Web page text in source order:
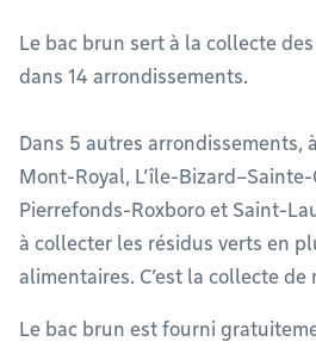
Le bac brun sert à la collecte
dans 14 arrondissements.
Dans 5 autres arrondissements,
Mont-Royal, L’île-
Pierrefonds-Roxboro et Saint-
à collecter les résidus verts en
alimentaires. C’est la collecte
Le bac brun est fourni